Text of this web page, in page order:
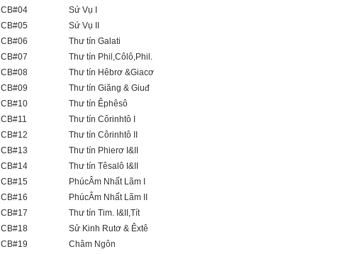
CB#04
Sứ Vụ I
CB#05
Sứ Vụ II
CB#06
Thư tín Galati
CB#07
Thư tín Phil,Côlô,Phil.
CB#08
Thư tín Hêbrơ &Giacơ
CB#09
Thư tín Giăng & Giuđ
CB#10
Thư tín Êphêsô
CB#11
Thư tín Côrinhtô I
CB#12
Thư tín Côrinhtô II
CB#13
Thư tín Phierơ I&II
CB#14
Thư tín Têsalô I&II
CB#15
PhúcÂm Nhất Lãm I
CB#16
PhúcÂm Nhất Lãm II
CB#17
Thư tín Tim. I&II,Tít
CB#18
Sử Kinh Rutơ & Êxtê
CB#19
Châm Ngôn